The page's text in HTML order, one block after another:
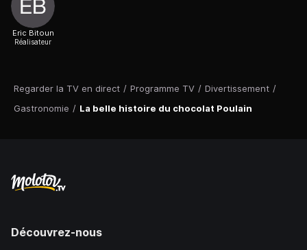
Regarder la TV en direct / Programme TV / Divertissement /
Gastronomie / La belle histoire du chocolat Poulain
Eric Bitoun
Réalisateur
Découvrez-nous